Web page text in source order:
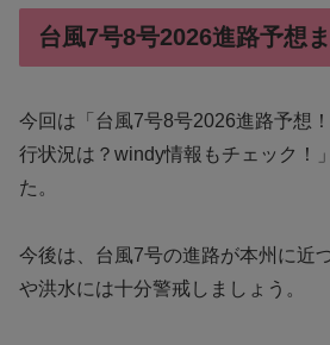
台風7号8号2026進路予想
今回は「台風7号8号2026進路予想
行状況は？windy情報もチェック！
た。
今後は、台風7号の進路が本州に近
や洪水には十分警戒しましょう。